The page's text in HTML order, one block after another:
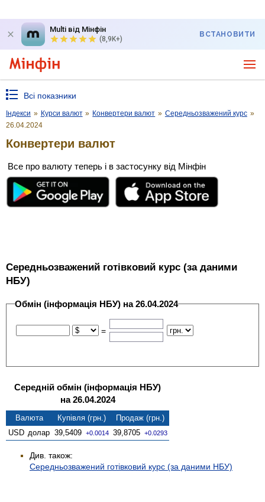
Multi від Мінфін
(8,9K+)
ВСТАНОВИТИ
Всі показники
Індекси » Курси валют » Конвертери валют » Середньозважений курс »
26.04.2024
Конвертери валют
Все про валюту теперь і в застосунку від Мінфін
Середньозважений готівковий курс (за даними
НБУ)
Обмін (інформація НБУ) на 26.04.2024
=
Середній обмін (інформація НБУ)
на 26.04.2024
Валюта Купівля (грн.)
Продаж (грн.)
USD долар 39,5409 +0.0014 39,8705 +0.0293
Див. також:
Середньозважений готівковий курс (за даними НБУ)